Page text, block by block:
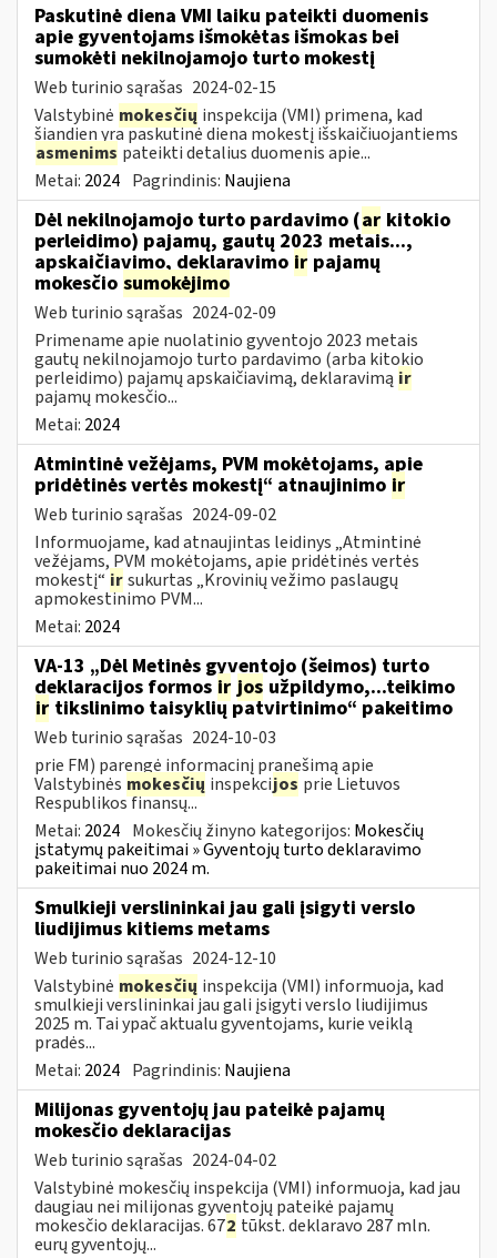
Paskutinė diena VMI laiku pateikti duomenis
apie gyventojams išmokėtas išmokas bei
sumokėti nekilnojamojo turto mokestį
Web turinio sąrašas 2024-02-15
Valstybinė mokesčių inspekcija (VMI) primena, kad
šiandien yra paskutinė diena mokestį išskaičiuojantiems
asmenims pateikti detalius duomenis apie...
Metai: 2024 Pagrindinis: Naujiena
Dėl nekilnojamojo turto pardavimo (ar kitokio
perleidimo) pajamų, gautų 2023 metais...,
apskaičiavimo, deklaravimo ir pajamų
mokesčio sumokėjimo
Web turinio sąrašas 2024-02-09
Primename apie nuolatinio gyventojo 2023 metais
gautų nekilnojamojo turto pardavimo (arba kitokio
perleidimo) pajamų apskaičiavimą, deklaravimą ir
pajamų mokesčio...
Metai: 2024
Atmintinė vežėjams, PVM mokėtojams, apie
pridėtinės vertės mokestį“ atnaujinimo ir
Web turinio sąrašas 2024-09-02
Informuojame, kad atnaujintas leidinys „Atmintinė
vežėjams, PVM mokėtojams, apie pridėtinės vertės
mokestį“ irsukurtas „Krovinių vežimo paslaugų
apmokestinimo PVM...
Metai: 2024
VA-13 „Dėl Metinės gyventojo (šeimos) turto
deklaracijos formos ir jos užpildymo,...teikimo
ir tikslinimo taisyklių patvirtinimo“ pakeitimo
Web turinio sąrašas 2024-10-03
prie FM) parengė informacinį pranešimą apie
Valstybinės mokesčių inspekcijos prie Lietuvos
Respublikos finansų...
Metai: 2024 Mokesčių žinyno kategorijos: Mokesčių
įstatymų pakeitimai » Gyventojų turto deklaravimo
pakeitimai nuo 2024 m.
Smulkieji verslininkai jau gali įsigyti verslo
liudijimus kitiems metams
Web turinio sąrašas 2024-12-10
Valstybinė mokesčių inspekcija (VMI) informuoja, kad
smulkieji verslininkai jau gali įsigyti verslo liudijimus
2025 m. Tai ypač aktualu gyventojams, kurie veiklą
pradės...
Metai: 2024 Pagrindinis: Naujiena
Milijonas gyventojų jau pateikė pajamų
mokesčio deklaracijas
Web turinio sąrašas 2024-04-02
Valstybinė mokesčių inspekcija (VMI) informuoja, kad jau
daugiau nei milijonas gyventojų pateikė pajamų
mokesčio deklaracijas. 672 tūkst. deklaravo 287 mln.
eurų gyventojų...